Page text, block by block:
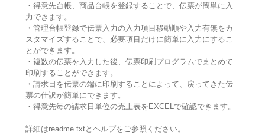
・得意先台帳、商品台帳を登録することで、伝票が簡単に入
力できます。
・管理台帳登録で伝票入力の入力項目移動順や入力有無をカ
スタマイズすることで、必要項目だけに簡単に入力にするこ
とができます。
・複数の伝票を入力した後、伝票印刷プログラムでまとめて
印刷することができます。
・請求日を伝票の端に印刷することによって、戻ってきた伝
票の仕訳が簡単にできます。
・得意先毎の請求日単位の売上表をEXCELで確認できます。
詳細はreadme.txtとヘルプをご参照ください。